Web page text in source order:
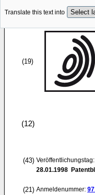
Translate this text into
(19)
(12)
(43) Veröffentlichungstag:
28.01.1998
(21) Anmeldenummer: